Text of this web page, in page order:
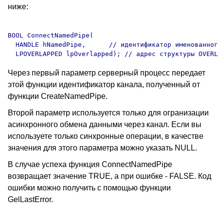
ниже:
BOOL ConnectNamedPipe(
HANDLE hNamedPipe,      // идентификатор
Через первый параметр серверный процесс передает
этой функции идентификатор канала, полученный от
функции CreateNamedPipe.
Второй параметр используется только для огранизации
асинхронного обмена данными через канал. Если вы
используете только синхронные операции, в качестве
значения для этого параметра можно указать NULL.
В случае успеха функция ConnectNamedPipe
возвращает значение TRUE, а при ошибке - FALSE. Код
ошибки можно получить с помощью функции
GelLastError.